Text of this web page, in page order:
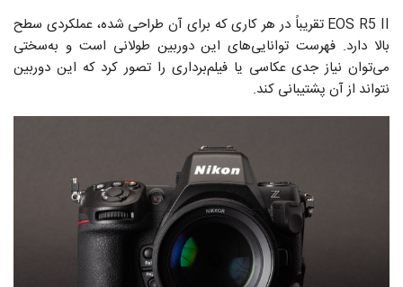
EOS R5 II تقریباً در هر کاری که برای آن طراحی شده، عملکردی سطح
بالا دارد. فهرست توانایی‌های این دوربین طولانی است و به‌سختی
می‌توان نیاز جدی عکاسی یا فیلم‌برداری را تصور کرد که این دوربین
نتواند از آن پشتیبانی کند.